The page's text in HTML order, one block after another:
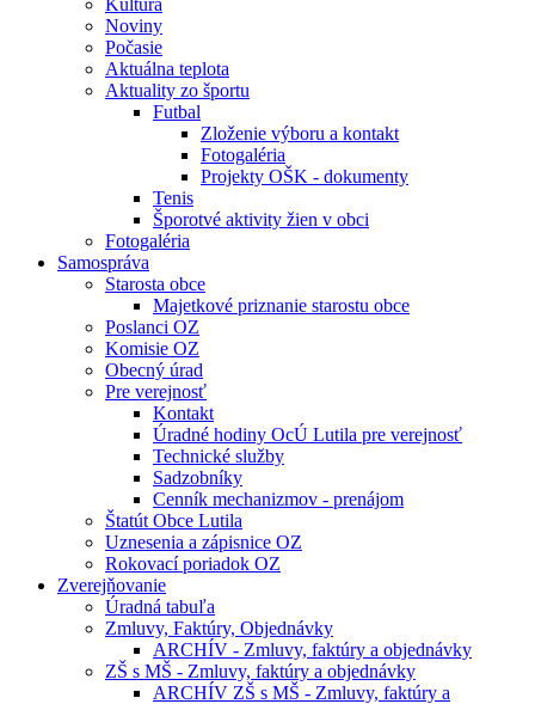
Kultúra
Noviny
Počasie
Aktuálna teplota
Aktuality zo športu
Futbal
Zloženie výboru a kontakt
Fotogaléria
Projekty OŠK - dokumenty
Tenis
Šporotvé aktivity žien v obci
Fotogaléria
Samospráva
Starosta obce
Majetkové priznanie starostu obce
Poslanci OZ
Komisie OZ
Obecný úrad
Pre verejnosť
Kontakt
Úradné hodiny OcÚ Lutila pre verejnosť
Technické služby
Sadzobníky
Cenník mechanizmov - prenájom
Štatút Obce Lutila
Uznesenia a zápisnice OZ
Rokovací poriadok OZ
Zverejňovanie
Úradná tabuľa
Zmluvy, Faktúry, Objednávky
ARCHÍV - Zmluvy, faktúry a objednávky
ZŠ s MŠ - Zmluvy, faktúry a objednávky
ARCHÍV ZŠ s MŠ - Zmluvy, faktúry a